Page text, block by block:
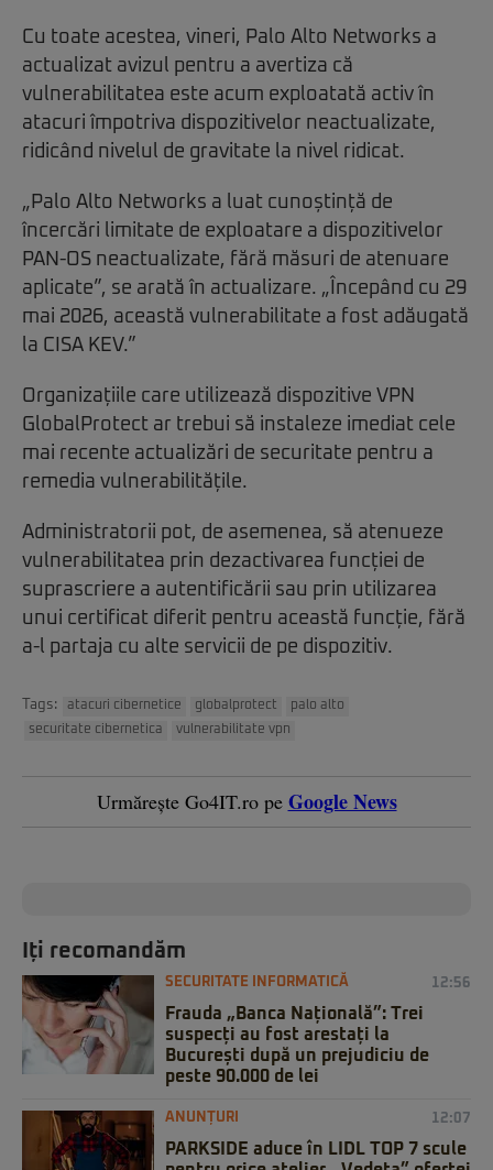
Cu toate acestea, vineri, Palo Alto Networks a
actualizat avizul pentru a avertiza că
vulnerabilitatea este acum exploatată activ în
atacuri împotriva dispozitivelor neactualizate,
ridicând nivelul de gravitate la nivel ridicat.
„Palo Alto Networks a luat cunoștință de
încercări limitate de exploatare a dispozitivelor
PAN-OS neactualizate, fără măsuri de atenuare
aplicate”, se arată în actualizare. „Începând cu 29
mai 2026, această vulnerabilitate a fost adăugată
la CISA KEV.”
Organizațiile care utilizează dispozitive VPN
GlobalProtect ar trebui să instaleze imediat cele
mai recente actualizări de securitate pentru a
remedia vulnerabilitățile.
Administratorii pot, de asemenea, să atenueze
vulnerabilitatea prin dezactivarea funcției de
suprascriere a autentificării sau prin utilizarea
unui certificat diferit pentru această funcție, fără
a-l partaja cu alte servicii de pe dispozitiv.
Tags: atacuri cibernetice globalprotect
palo alto
securitate cibernetica
vulnerabilitate vpn
Urmărește Go4IT.ro pe Google News
Iți recomandăm
SECURITATE INFORMATICĂ 12:56
Frauda „Banca Națională”: Trei
suspecți au fost arestați la
București după un prejudiciu de
peste 90.000 de lei
ANUNȚURI 12:07
PARKSIDE aduce în LIDL TOP 7 scule